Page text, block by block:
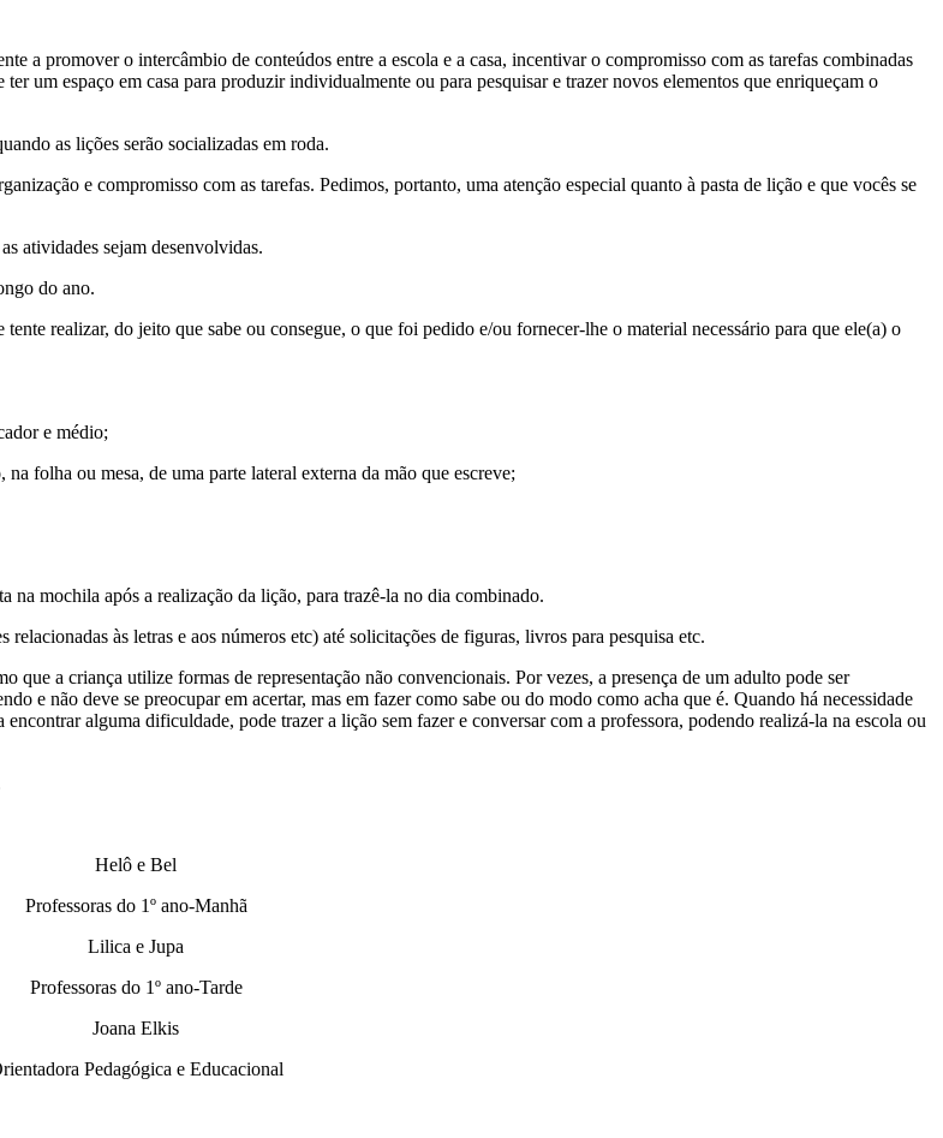
a promover o intercâmbio de conteúdos entre a escola e a casa, incentivar o compromisso com as tarefas combinadas
um espaço em casa para produzir individualmente ou para pesquisar e trazer novos elementos que enriqueçam o
as lições serão socializadas em roda.
e compromisso com as tarefas. Pedimos, portanto, uma atenção especial quanto à pasta de lição e que vocês se
atividades sejam desenvolvidas.
do ano.
realizar, do jeito que sabe ou consegue, o que foi pedido e/ou fornecer-lhe o material necessário para que ele(a) o
e médio;
folha ou mesa, de uma parte lateral externa da mão que escreve;
na mochila após a realização da lição, para trazê-la no dia combinado.
às letras e aos números etc) até solicitações de figuras, livros para pesquisa etc.
que a criança utilize formas de representação não convencionais. Por vezes, a presença de um adulto pode ser
e não deve se preocupar em acertar, mas em fazer como sabe ou do modo como acha que é. Quando há necessidade
alguma dificuldade, pode trazer a lição sem fazer e conversar com a professora, podendo realizá-la na escola ou
Helô e Bel
Professoras do 1º ano-Manhã
Lilica e Jupa
Professoras do 1º ano-Tarde
Joana Elkis
Pedagógica e Educacional